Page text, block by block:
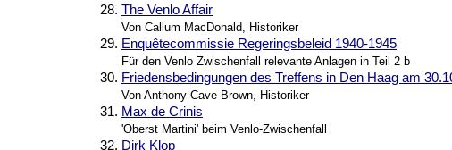
28. The Venlo Affair
Von Callum MacDonald, Historiker
29. Enquêtecommissie Regeringsbeleid 1940-1945
Für den Venlo Zwischenfall relevante Anlagen in Teil 2 b
30. Friedensbedingungen des Treffens in Den Haag am
Von Anthony Cave Brown, Historiker
31. Max de Crinis
'Oberst Martini' beim Venlo-Zwischenfall
32. Dirk Klop